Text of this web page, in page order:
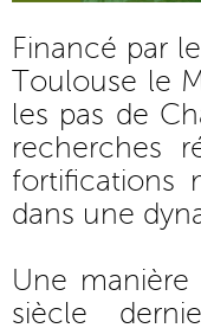
Financé par
Toulouse le
les pas de
recherches
fortifications
dans une
Une manière
siècle